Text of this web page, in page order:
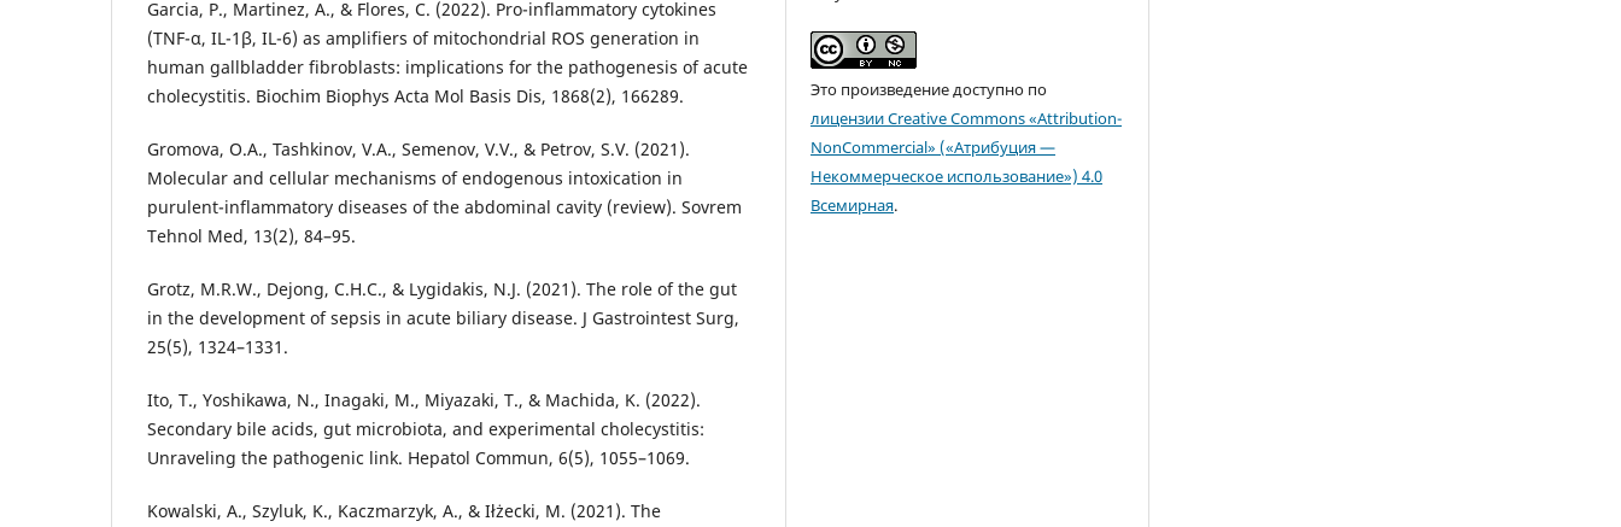
Garcia, P., Martinez, A., & Flores, C. (2022). Pro-inflammatory cytokines
(TNF-α, IL-1β, IL-6) as amplifiers of mitochondrial ROS generation in
human gallbladder fibroblasts: implications for the pathogenesis of acute
cholecystitis. Biochim Biophys Acta Mol Basis Dis, 1868(2), 166289.
Gromova, O.A., Tashkinov, V.A., Semenov, V.V., & Petrov, S.V. (2021).
Molecular and cellular mechanisms of endogenous intoxication in
purulent-inflammatory diseases of the abdominal cavity (review). Sovrem
Tehnol Med, 13(2), 84–95.
Grotz, M.R.W., Dejong, C.H.C., & Lygidakis, N.J. (2021). The role of the gut
in the development of sepsis in acute biliary disease. J Gastrointest Surg,
25(5), 1324–1331.
Ito, T., Yoshikawa, N., Inagaki, M., Miyazaki, T., & Machida, K. (2022).
Secondary bile acids, gut microbiota, and experimental cholecystitis:
Unraveling the pathogenic link. Hepatol Commun, 6(5), 1055–1069.
Kowalski, A., Szyluk, K., Kaczmarzyk, A., & Iłżecki, M. (2021). The
Это произведение доступно по
лицензии Creative Commons «Attribution-
NonCommercial» («Атрибуция —
Некоммерческое использование») 4.0
Всемирная.